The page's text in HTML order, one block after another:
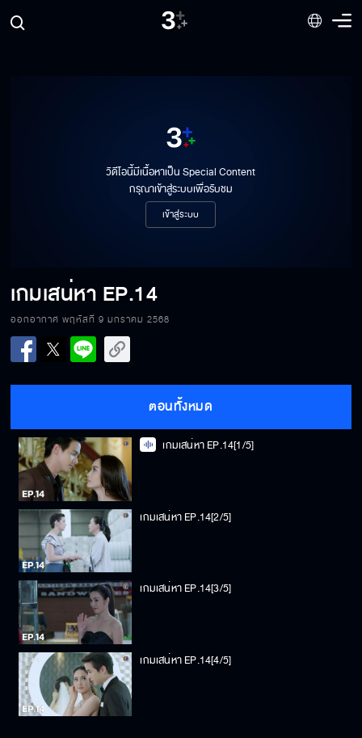
วิดีโอนี้มีเนื้อหาเป็น Special Content
กรุณาเข้าสู่ระบบเพื่อรับชม
เข้าสู่ระบบ
เกมเสน่หา EP.14
ออกอากาศ พฤหัสที่ 9 มกราคม 2568
ตอนทั้งหมด
เกมเสน่หา EP.14[1/5]
เกมเสน่หา EP.14[2/5]
เกมเสน่หา EP.14[3/5]
เกมเสน่หา EP.14[4/5]